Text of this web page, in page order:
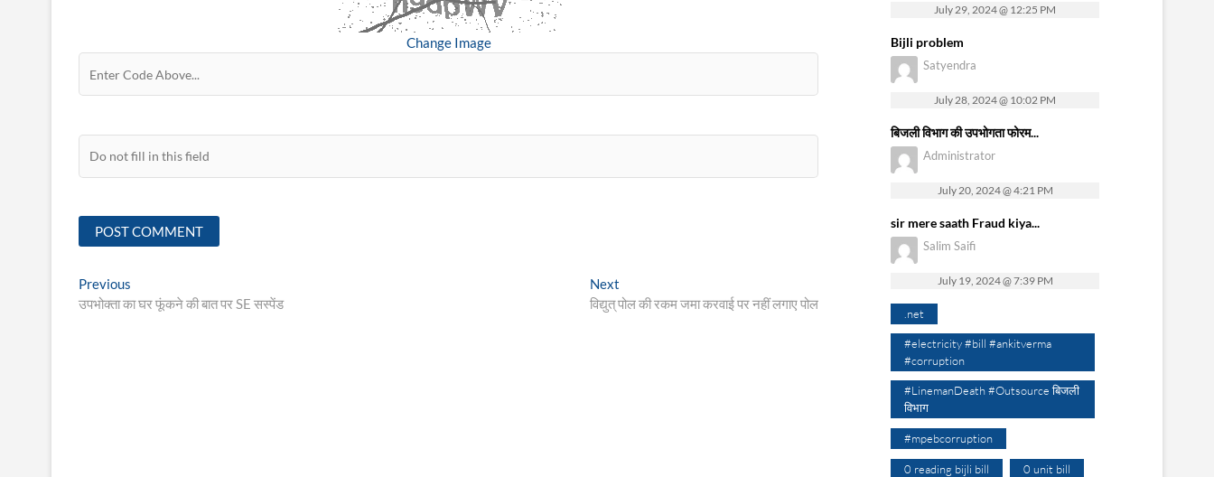
Change Image
Post
navigation
Previous
post:
उपभोक्ता का घर फूंकने की बात पर SE सस्पेंड
Next
post:
विद्युत् पोल की रकम जमा करवाई पर नहीं लगाए पोल
July 29, 2024 @ 12:25 PM
Bijli problem
Satyendra
July 28, 2024 @ 10:02 PM
बिजली विभाग की उपभोगता फोरम...
Administrator
July 20, 2024 @ 4:21 PM
sir mere saath Fraud kiya...
Salim Saifi
July 19, 2024 @ 7:39 PM
.net
#electricity #bill #ankitverma
#corruption
#LinemanDeath #Outsource बिजली
विभाग
#mpebcorruption
0 reading bijli bill 0 unit bill